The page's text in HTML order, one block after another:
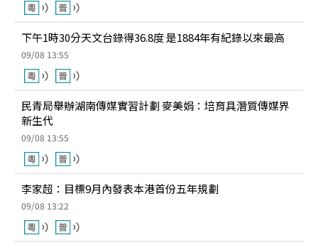
下午1時30分天文台錄得36.8度 是1884年有紀錄以來最高
09/08 13:55
民青局舉辦湖南傳媒實習計劃 麥美娟：培育具潛質傳媒界
新生代
09/08 13:55
李家超：目標9月內發表本港首份五年規劃
09/08 13:22